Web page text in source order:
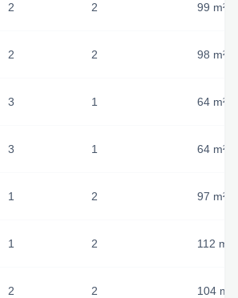
2 2 99 m²
2 2 98 m²
3 1 64 m²
3 1 64 m²
1 2 97 m²
1 2 112 m²
2 2 104 m²